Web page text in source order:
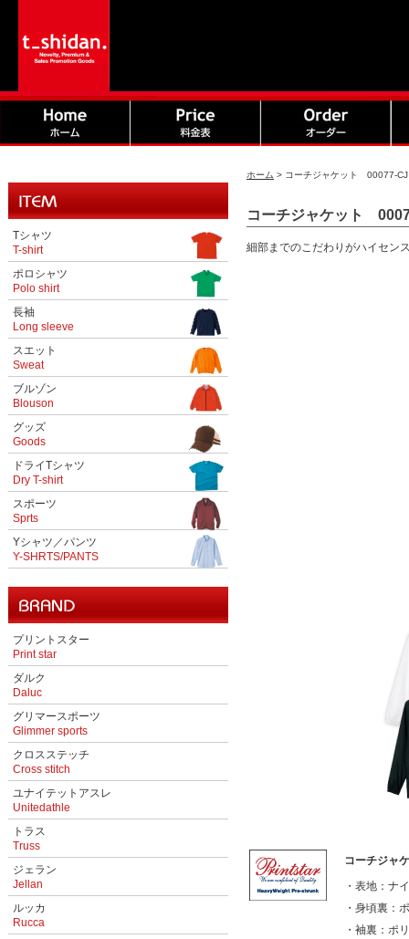
Tシャツ
T-shirt
ポロシャツ
Polo shirt
長袖
Long sleeve
スエット
Sweat
ブルゾン
Blouson
グッズ
Goods
ドライTシャツ
Dry T-shirt
スポーツ
Sprts
Yシャツ／パンツ
Y-SHRTS/PANTS
プリントスター
Print star
ダルク
Daluc
グリマースポーツ
Glimmer sports
クロスステッチ
Cross stitch
ユナイテットアスレ
Unitedathle
トラス
Truss
ジェラン
Jellan
ルッカ
Rucca
ホーム > コーチジャケット 00077-CJ
コーチジャケット
細部までのこだわりがハイセン
コーチジャ
・表地：ナ
・身頃裏：
・袖裏：ポ